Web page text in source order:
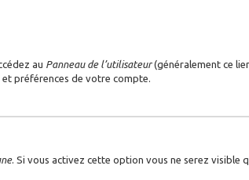
au Panneau de l’utilisateur(généralement ce
préférences de votre compte.
. Si vous activez cette option vous ne serez visible